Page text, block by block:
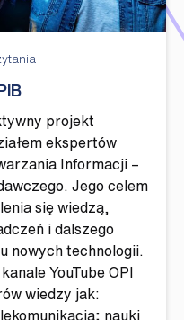
projekt
ekspertów
Informacji –
Jego celem
się wiedzą,
i dalszego
nowych technologii.
YouTube OPI
wiedzy jak: